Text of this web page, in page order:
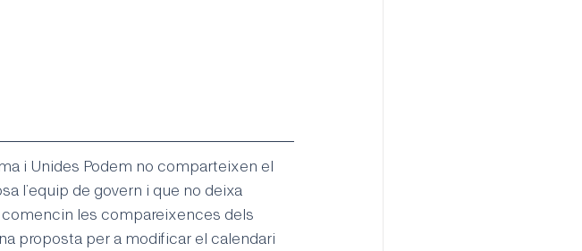
i Unides Podem no comparteixen el
l’equip de govern i que no deixa
les compareixences dels
proposta per a modificar el calendari